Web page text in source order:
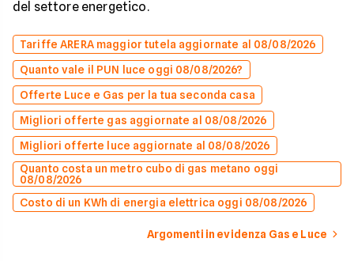
del settore energetico.
Tariffe ARERA maggior tutela aggiornate al 08/08/2026
Quanto vale il PUN luce oggi 08/08/2026?
Offerte Luce e Gas per la tua seconda casa
Migliori offerte gas aggiornate al 08/08/2026
Migliori offerte luce aggiornate al 08/08/2026
Quanto costa un metro cubo di gas metano oggi
08/08/2026
Costo di un KWh di energia elettrica oggi 08/08/2026
Argomenti in evidenza Gas e Luce